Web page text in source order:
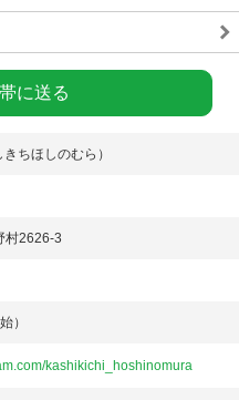
に送る
ちほしのむら）
2626-3
）
kashikichi_hoshinomura